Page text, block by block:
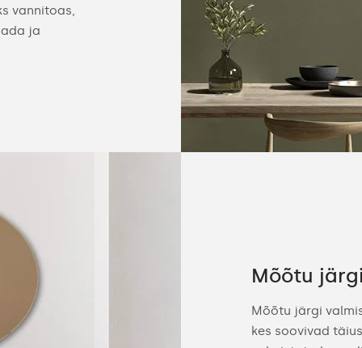
vannitoas,
ja
Mõõtu
Mõõtu järgi
kes soovivad